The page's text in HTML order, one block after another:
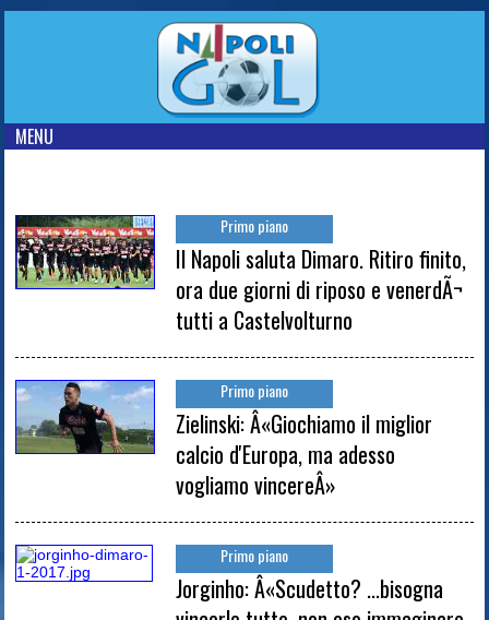
MENU
Primo piano
Il Napoli saluta Dimaro. Ritiro finito,
ora due giorni di riposo e venerdÃ¬
tutti a Castelvolturno
Primo piano
Zielinski: Â«Giochiamo il miglior
calcio d'Europa, ma adesso
vogliamo vincereÂ»
Primo piano
Jorginho: Â«Scudetto? ...bisogna